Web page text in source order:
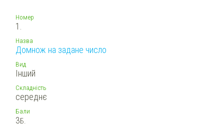
Номер
1.
Назва
Домнож на задане число
Вид
Інший
Складність
середнє
Бали
3Б.